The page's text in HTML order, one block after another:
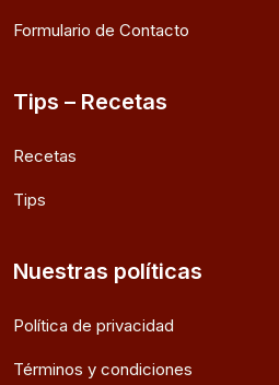
Formulario de Contacto
Tips – Recetas
Recetas
Tips
Nuestras políticas
Política de privacidad
Términos y condiciones